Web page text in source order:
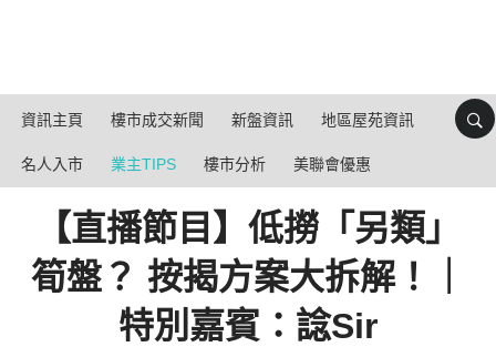
資訊主頁 樓市成交新聞 新盤資訊 地區屋苑資訊
名人入市 業主TIPS 樓市分析 美聯會優惠
【直播節目】低撈「另類」
筍盤？ 按揭方案大拆解！｜
特別嘉賓：諗Sir